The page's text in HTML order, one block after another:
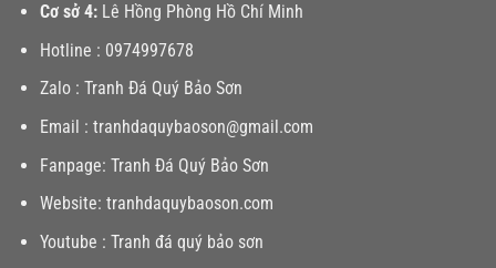
Cơ sở 4:Lê Hồng Phòng Hồ Chí Minh
Hotline : 0974997678
Zalo : Tranh Đá Quý Bảo Sơn
Email : tranhdaquybaoson@gmail.com
Fanpage: Tranh Đá Quý Bảo Sơn
Website: tranhdaquybaoson.com
Youtube : Tranh đá quý bảo sơn